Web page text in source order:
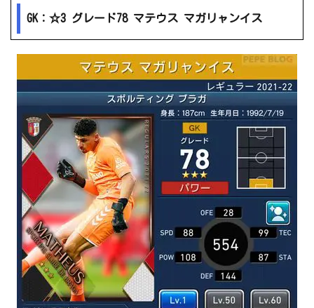
GK：☆3 グレード78 マテウス マガリャンイス